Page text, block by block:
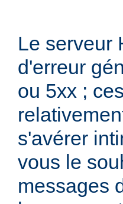
Le serveur
d'erreur
ou 5xx ;
s'avérer
vous le
messages